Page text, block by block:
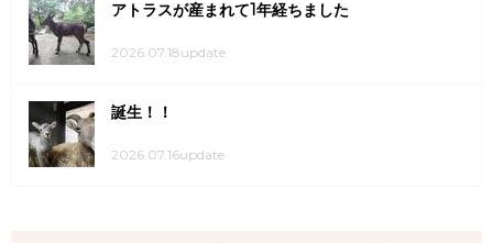
アトラスが産まれて1年経ちました
2026.07.18update
誕生！！
2026.07.16update